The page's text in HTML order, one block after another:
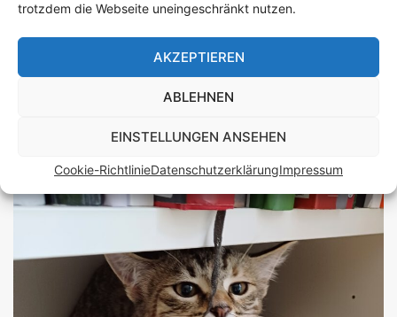
trotzdem die Webseite uneingeschränkt nutzen.
AKZEPTIEREN
ABLEHNEN
EINSTELLUNGEN ANSEHEN
Cookie-RichtlinieDatenschutzerklärungImpressum
Der DNA-Rundbrief im Oktober 2025 titelte: Lasst uns
reisen – zu unserem emotionalen Erbe – Weltwoche
seelische Gesundheit Kolumne: Wohnen Wohnprojekt